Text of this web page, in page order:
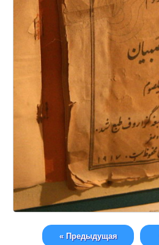
« Предыдущая